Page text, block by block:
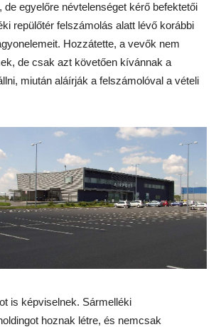
de egyelőre névtelenséget kérő befektetői
repülőtér felszámolás alatt lévő korábbi
Hozzátette, a vevők nem
de csak azt követően kívánnak a
miután aláírják a felszámolóval a vételi
is képviselnek. Sármelléki
hoznak létre, és nemcsak